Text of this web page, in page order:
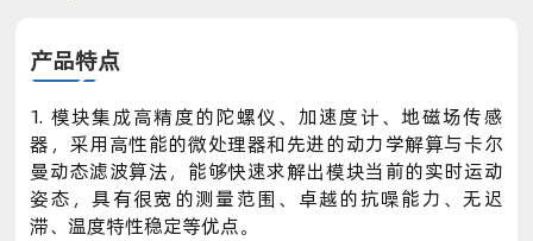
产品特点
1. 模块集成高精度的陀螺仪、加速度计、地磁场传感
器，采用高性能的微处理器和先进的动力学解算与卡尔
曼动态滤波算法，能够快速求解出模块当前的实时运动
姿态，具有很宽的测量范围、卓越的抗噪能力、无迟
滞、温度特性稳定等优点。